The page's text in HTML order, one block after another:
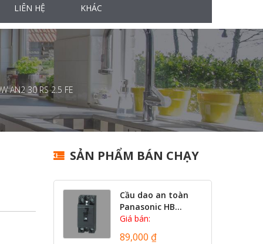
LIÊN HỆ KHÁC
AN2 30 RS 2.5 FE
SẢN PHẨM BÁN CHẠY
Cầu dao an toàn
Panasonic HB...
Giá bán:
89,000 ₫